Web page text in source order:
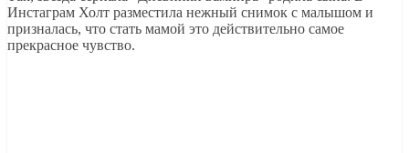
Инстаграм Холт разместила нежный снимок с малышом и
призналась, что стать мамой это действительно самое
прекрасное чувство.